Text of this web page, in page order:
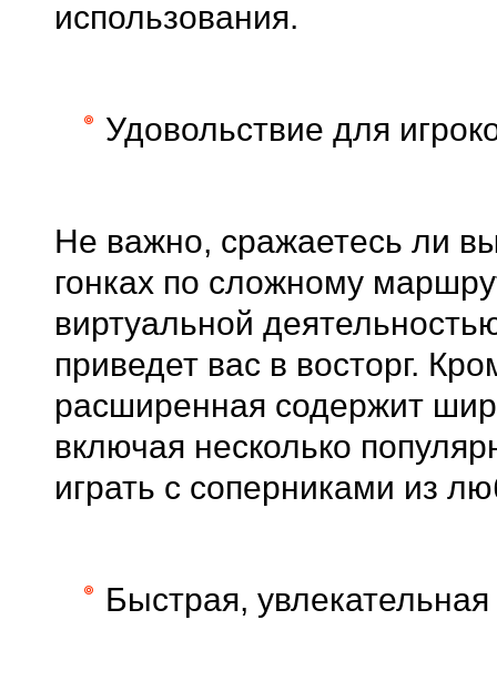
использования.
Удовольствие для
Не важно, сражаетесь ли
гонках по сложному
виртуальной
приведет вас в восторг.
расширенная содержит
включая несколько
играть с соперниками из
Быстрая,